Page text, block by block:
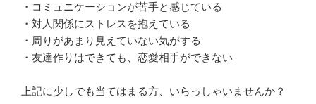
・コミュニケーションが苦手と感じている
・対人関係にストレスを抱えている
・周りがあまり見えていない気がする
・友達作りはできても、恋愛相手ができない
上記に少しでも当てはまる方、いらっしゃいませんか？